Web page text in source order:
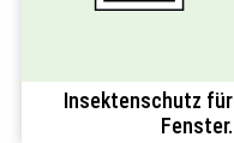
Insektenschutz für
Fenster.